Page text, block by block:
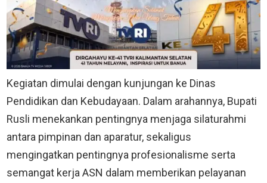
Kegiatan dimulai dengan kunjungan ke Dinas
Pendidikan dan Kebudayaan. Dalam arahannya, Bupati
Rusli menekankan pentingnya menjaga silaturahmi
antara pimpinan dan aparatur, sekaligus
mengingatkan pentingnya profesionalisme serta
semangat kerja ASN dalam memberikan pelayanan